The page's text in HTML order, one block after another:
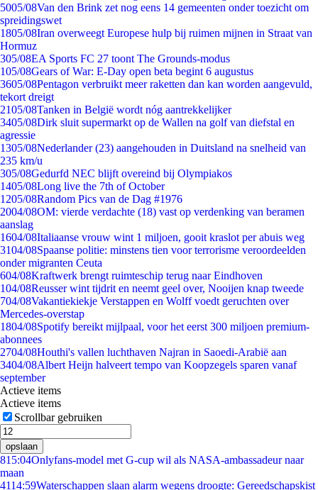
5005/08Van den Brink zet nog eens 14 gemeenten onder toezicht om
spreidingswet
1805/08Iran overweegt Europese hulp bij ruimen mijnen in Straat van
Hormuz
305/08EA Sports FC 27 toont The Grounds-modus
105/08Gears of War: E-Day open beta begint 6 augustus
3605/08Pentagon verbruikt meer raketten dan kan worden aangevuld,
tekort dreigt
2105/08Tanken in België wordt nóg aantrekkelijker
3405/08Dirk sluit supermarkt op de Wallen na golf van diefstal en
agressie
1305/08Nederlander (23) aangehouden in Duitsland na snelheid van
235 km/u
305/08Gedurfd NEC blijft overeind bij Olympiakos
1405/08Long live the 7th of October
1205/08Random Pics van de Dag #1976
2004/08OM: vierde verdachte (18) vast op verdenking van beramen
aanslag
1604/08Italiaanse vrouw wint 1 miljoen, gooit kraslot per abuis weg
3104/08Spaanse politie: minstens tien voor terrorisme veroordeelden
onder migranten Ceuta
604/08Kraftwerk brengt ruimteschip terug naar Eindhoven
104/08Reusser wint tijdrit en neemt geel over, Nooijen knap tweede
704/08Vakantiekiekje Verstappen en Wolff voedt geruchten over
Mercedes-overstap
1804/08Spotify bereikt mijlpaal, voor het eerst 300 miljoen premium-
abonnees
2704/08Houthi's vallen luchthaven Najran in Saoedi-Arabië aan
3404/08Albert Heijn halveert tempo van Koopzegels sparen vanaf
september
Actieve items
Actieve items
Scrollbar gebruiken
opslaan
815:04Onlyfans-model met G-cup wil als NASA-ambassadeur naar
maan
4114:59Waterschappen slaan alarm wegens droogte: Gereedschapskist